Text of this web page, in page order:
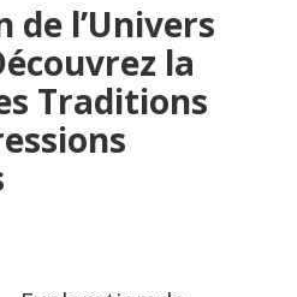
de l’Univers
la
Traditions